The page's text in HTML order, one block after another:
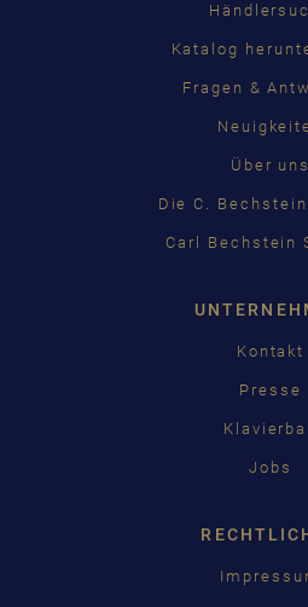
Katalog
Fragen &
Über uns
Die C.
Carl Bechstein
Kontakt
Presse
Jobs